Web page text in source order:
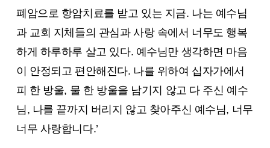
폐암으로 항암치료를 받고 있는 지금. 나는 예수님
과 교회 지체들의 관심과 사랑 속에서 너무도 행복
하게 하루하루 살고 있다. 예수님만 생각하면 마음
이 안정되고 편안해진다. 나를 위하여 십자가에서
피 한 방울, 물 한 방울을 남기지 않고 다 주신 예수
님, 나를 끝까지 버리지 않고 찾아주신 예수님, 너무
너무 사랑합니다.’